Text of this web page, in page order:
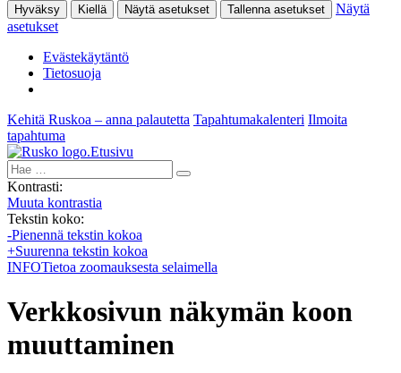
Hyväksy Kiellä Näytä asetukset Tallenna asetukset
Näytä
asetukset
Evästekäytäntö
Tietosuoja
Kehitä Ruskoa – anna palautetta Tapahtumakalenteri Ilmoita
tapahtuma
Etusivu
Hae:
Kontrasti:
Muuta kontrastia
Tekstin koko:
-Pienennä tekstin kokoa
+Suurenna tekstin kokoa
INFOTietoa zoomauksesta selaimella
Verkkosivun näkymän koon
muuttaminen